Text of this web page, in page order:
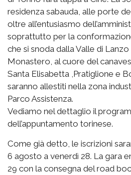
residenza sabauda, alle porte
oltre all’entusiasmo
soprattutto per la
che si snoda dalla Valle di
Monastero, al cuore del
Santa Elisabetta ,Pratiglione e
saranno allestiti nella zona
Parco Assistenza.
Vediamo nel dettaglio il
dell’appuntamento torinese.
Come già detto, le iscrizioni
6 agosto a venerdì 28. La gara
29 con la consegna del road